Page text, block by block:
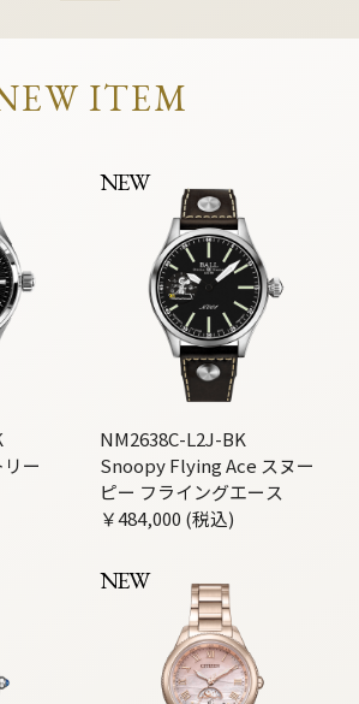
ITEM
ー
NEW
NM2638C-L2J-BK
Snoopy Flying Ace スヌー
ピー フライングエース
￥484,000 (税込)
NEW